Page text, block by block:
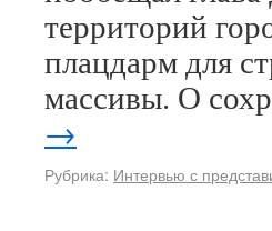
территорий
плацдарм для
массивы. О
→
Рубрика: Интервью с